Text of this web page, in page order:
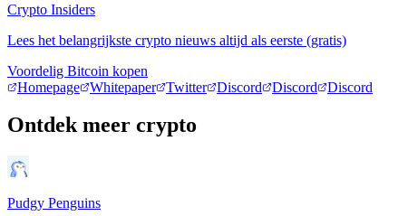
Crypto Insiders
Lees het belangrijkste crypto nieuws altijd als eerste (gratis)
Voordelig Bitcoin kopen
Homepage
Whitepaper Twitter Discord Discord Discord
Ontdek meer crypto
Pudgy Penguins